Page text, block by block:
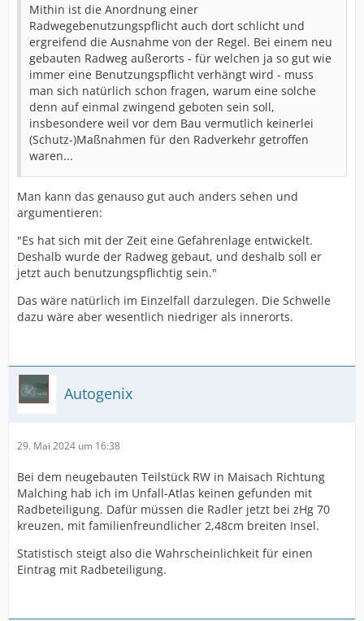
Mithin ist die Anordnung einer
Radwegebenutzungspflicht auch dort schlicht und
ergreifend die Ausnahme von der Regel. Bei einem neu
gebauten Radweg außerorts - für welchen ja so gut wie
immer eine Benutzungspflicht verhängt wird - muss
man sich natürlich schon fragen, warum eine solche
denn auf einmal zwingend geboten sein soll,
insbesondere weil vor dem Bau vermutlich keinerlei
(Schutz-)Maßnahmen für den Radverkehr getroffen
waren...
Man kann das genauso gut auch anders sehen und
argumentieren:
"Es hat sich mit der Zeit eine Gefahrenlage entwickelt.
Deshalb wurde der Radweg gebaut, und deshalb soll er
jetzt auch benutzungspflichtig sein."
Das wäre natürlich im Einzelfall darzulegen. Die Schwelle
dazu wäre aber wesentlich niedriger als innerorts.
Autogenix
29. Mai 2024 um 16:38
Bei dem neugebauten Teilstück RW in Maisach Richtung
Malching hab ich im Unfall-Atlas keinen gefunden mit
Radbeteiligung. Dafür müssen die Radler jetzt bei zHg 70
kreuzen, mit familienfreundlicher 2,48cm breiten Insel.
Statistisch steigt also die Wahrscheinlichkeit für einen
Eintrag mit Radbeteiligung.